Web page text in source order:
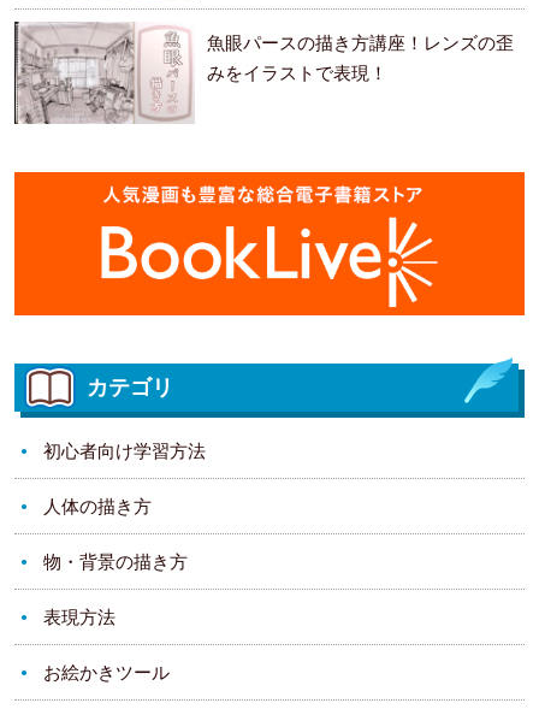
ます。
魚眼パースの描き方講座！レンズの歪
みをイラストで表現！
カテゴリ
初心者向け学習方法
人体の描き方
物・背景の描き方
表現方法
お絵かきツール